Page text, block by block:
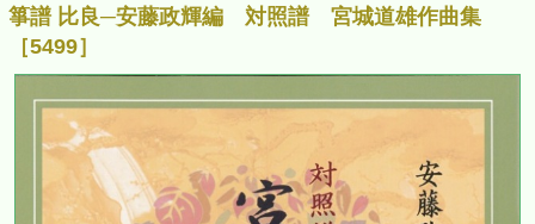
箏譜 比良─安藤政輝編 対照譜 宮城道雄作曲集
［5499］